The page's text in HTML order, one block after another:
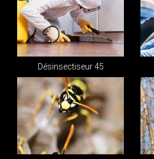
Désinsectiseur 45